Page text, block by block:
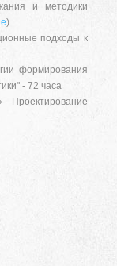
и методики
)
подходы к
формирования
- 72 часа